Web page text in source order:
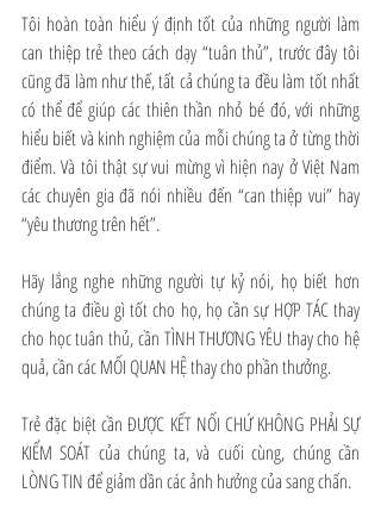
Tôi hoàn toàn hiểu ý định tốt của những người làm
can thiệp trẻ theo cách dạy “tuân thủ”, trước đây tôi
cũng đã làm như thế, tất cả chúng ta đều làm tốt nhất
có thể để giúp các thiên thần nhỏ bé đó, với những
hiểu biết và kinh nghiệm của mỗi chúng ta ở từng thời
điểm. Và tôi thật sự vui mừng vì hiện nay ở Việt Nam
các chuyên gia đã nói nhiều đến “can thiệp vui” hay
“yêu thương trên hết”.
Hãy lắng nghe những người tự kỷ nói, họ biết hơn
chúng ta điều gì tốt cho họ, họ cần sự HỢP TÁC thay
cho học tuân thủ, cần TÌNH THƯƠNG YÊU thay cho hệ
quả, cần các MỐI QUAN HỆ thay cho phần thưởng.
Trẻ đặc biệt cần ĐƯỢC KẾT NỐI CHỨ KHÔNG PHẢI SỰ
KIỂM SOÁT của chúng ta, và cuối cùng, chúng cần
LÒNG TIN để giảm dần các ảnh hưởng của sang chấn.